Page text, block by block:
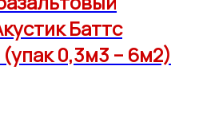
Баттс
0,3м3 – 6м2)